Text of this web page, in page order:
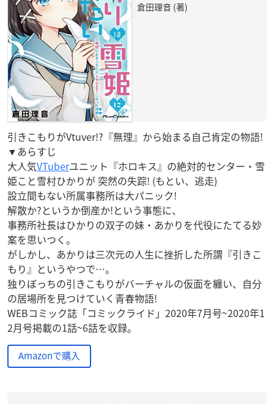
倉田理音 (著)
引きこもりがVtuver!?『無理』から始まる自己肯定の物語!
▼あらすじ
大人気VTuberユニット『ホロキス』の絶対的センター・雪
姫こと雪村ひかりが 突然の失踪! (もとい、逃走)
設立間もない所属事務所は大パニック!
解散か?というか倒産か!という事態に、
事務所社長はひかりの双子の妹・あかりを代役にたてる妙
案を思いつく。
がしかし、あかりは三次元の人生に挫折した所謂『引きこ
もり』というやつで…。
独りぼっちの引きこもりがバーチャルの仮面を纏い、自分
の居場所を見つけていく青春物語!
WEBコミック誌「コミックライド」2020年7月号~2020年1
2月号掲載の1話~6話を収録。
Amazonで購入